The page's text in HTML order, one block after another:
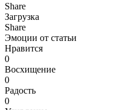
Share
Загрузка
Share
Эмоции от статьи
Нравится
0
Восхищение
0
Радость
0